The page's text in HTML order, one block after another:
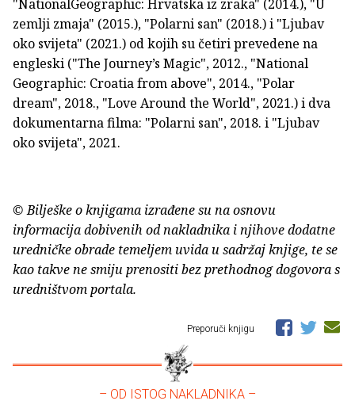
"NationalGeographic: Hrvatska iz zraka" (2014.), "U
zemlji zmaja" (2015.), "Polarni san" (2018.) i "Ljubav
oko svijeta" (2021.) od kojih su četiri prevedene na
engleski ("The Journey’s Magic", 2012., "National
Geographic: Croatia from above", 2014., "Polar
dream", 2018., "Love Around the World", 2021.) i dva
dokumentarna filma: "Polarni san", 2018. i "Ljubav
oko svijeta", 2021.
© Bilješke o knjigama izrađene su na osnovu
informacija dobivenih od nakladnika i njihove dodatne
uredničke obrade temeljem uvida u sadržaj knjige, te se
kao takve ne smiju prenositi bez prethodnog dogovora s
uredništvom portala.
Preporuči knjigu
– OD ISTOG NAKLADNIKA –